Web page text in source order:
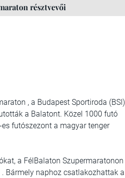
résztvevői
, a Budapest Sportiroda (BSI)
a Balatont. Közel 1000 futó
futószezont a magyar tenger
a FélBalaton Szupermaratonon
Bármely naphoz csatlakozhattak a